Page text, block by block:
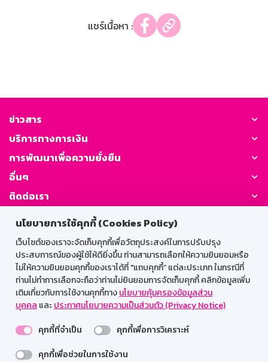
นโยบายการใช้คุกกี้ (Cookies Policy)
เว็บไซต์ของเราจะจัดเก็บคุกกี้เพื่อวัตถุประสงค์ในการปรับปรุง
ประสบการณ์ของผู้ใช้ให้ดียิ่งขึ้น ท่านสามารถเลือกให้ความยินยอมหรือ
ไม่ให้ความยินยอมคุกกี้ของเราได้ที่ "แถบคุกกี้” แต่ละประเภท ในกรณีที่
ท่านไม่ทำการเลือกจะถือว่าท่านไม่ยินยอมการจัดเก็บคุกกี้ คลิกข้อมูลเพิ่ม
เติมเกี่ยวกับการใช้งานคุกกี้ทางนโยบายคุ้มครองข้อมูลส่วน
บุคคล และประกาศนโยบายความเป็นส่วนตัว (Privacy Notice)
คุกกี้ที่จำเป็น
คุกกี้เพื่อการวิเคราะห์
คุกกี้เพื่อช่วยในการใช้งาน
แชร์เนื้อหา :
ข่าวสาร
บริการทางการเงิน
การพัฒนาเพื่อความยั่งยืน
อื่นๆ
ติดต่อเรา
GSB Society:
สำหรับพนักงาน
Web HR
GSB Wisdom
M-Search
เข้าสู่ระบบเน็ตเมล